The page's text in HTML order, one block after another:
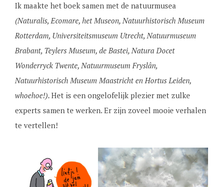
Ik maakte het boek samen met de natuurmusea
(Naturalis, Ecomare, het Museon, Natuurhistorisch Museum
Rotterdam, Universiteitsmuseum Utrecht, Natuurmuseum
Brabant, Teylers Museum, de Bastei, Natura Docet
Wonderryck Twente, Natuurmuseum Fryslân,
Natuurhistorisch Museum Maastricht en Hortus Leiden,
whoehoe!). Het is een ongelofelijk plezier met zulke
experts samen te werken. Er zijn zoveel mooie verhalen
te vertellen!